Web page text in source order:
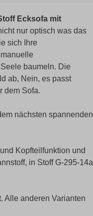
Ecksofa mit
nur optisch was das
sich Ihre
baumeln. Die
ab, Nein, es passt
dem Sofa.
nächsten spannenden
Kopfteilfunktion und
in Stoff G-295-14a
Alle anderen Varianten